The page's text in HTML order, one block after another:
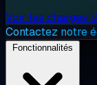
Voir les charges
Contactez notre